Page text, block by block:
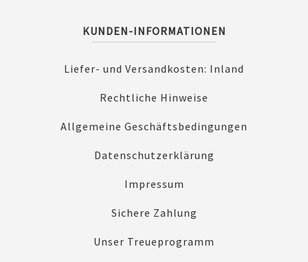
KUNDEN-INFORMATIONEN
Liefer- und Versandkosten: Inland
Rechtliche Hinweise
Allgemeine Geschäftsbedingungen
Datenschutzerklärung
Impressum
Sichere Zahlung
Unser Treueprogramm